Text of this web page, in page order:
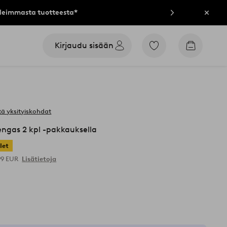
tuotteesta* Sulje
Kirjaudu sisään
Siirry
Siirry
yksityiskohdat
2 kpl -pakkauksella
EUR Lisätietoja